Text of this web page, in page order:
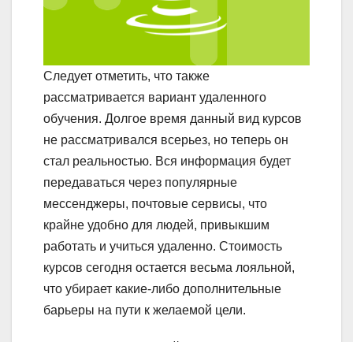
Следует отметить, что также
рассматривается вариант удаленного
обучения. Долгое время данный вид курсов
не рассматривался всерьез, но теперь он
стал реальностью. Вся информация будет
передаваться через популярные
мессенджеры, почтовые сервисы, что
крайне удобно для людей, привыкшим
работать и учиться удаленно. Стоимость
курсов сегодня остается весьма лояльной,
что убирает какие-либо дополнительные
барьеры на пути к желаемой цели.